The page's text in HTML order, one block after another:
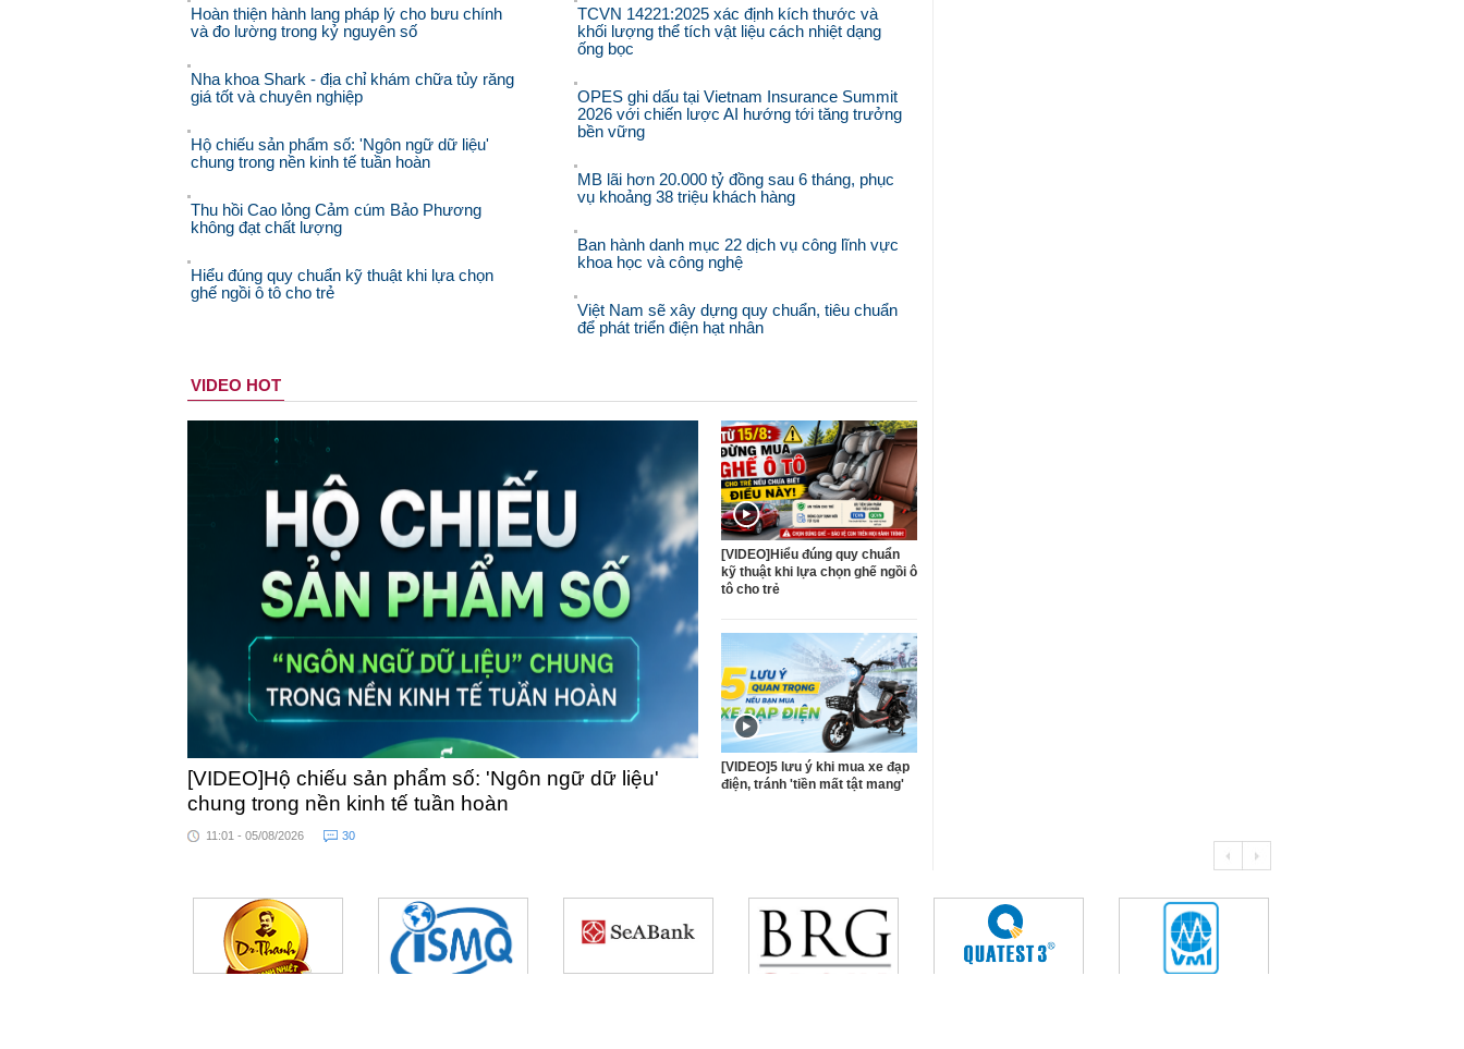
Hoàn thiện hành lang pháp lý cho bưu chính
và đo lường trong kỷ nguyên số
Nha khoa Shark - địa chỉ khám chữa tủy răng
giá tốt và chuyên nghiệp
Hộ chiếu sản phẩm số: 'Ngôn ngữ dữ liệu'
chung trong nền kinh tế tuần hoàn
Thu hồi Cao lỏng Cảm cúm Bảo Phương
không đạt chất lượng
Hiểu đúng quy chuẩn kỹ thuật khi lựa chọn
ghế ngồi ô tô cho trẻ
TCVN 14221:2025 xác định kích thước và
khối lượng thể tích vật liệu cách nhiệt dạng
ống bọc
OPES ghi dấu tại Vietnam Insurance Summit
2026 với chiến lược AI hướng tới tăng trưởng
bền vững
MB lãi hơn 20.000 tỷ đồng sau 6 tháng, phục
vụ khoảng 38 triệu khách hàng
Ban hành danh mục 22 dịch vụ công lĩnh vực
khoa học và công nghệ
Việt Nam sẽ xây dựng quy chuẩn, tiêu chuẩn
để phát triển điện hạt nhân
VIDEO HOT
[VIDEO]Hộ chiếu sản phẩm số: 'Ngôn ngữ dữ liệu'
chung trong nền kinh tế tuần hoàn
11:01 - 05/08/2026 30
[VIDEO]Hiểu đúng quy chuẩn
kỹ thuật khi lựa chọn ghế ngồi ô
tô cho trẻ
[VIDEO]5 lưu ý khi mua xe đạp
điện, tránh 'tiền mất tật mang'